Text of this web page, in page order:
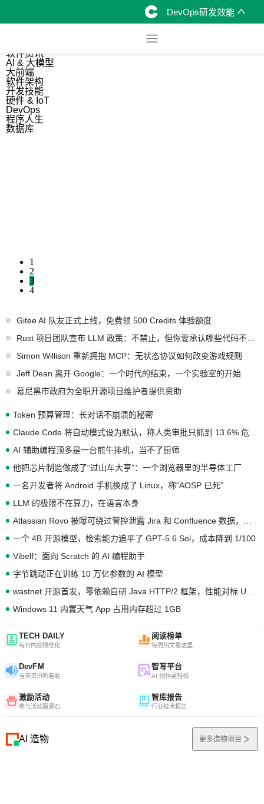
DevOps研发效能
软件资讯
AI & 大模型
大前端
软件架构
开发技能
硬件 & IoT
DevOps
程序人生
数据库
1
2
3
4
Gitee AI 队友正式上线，免费领 500 Credits 体验额度
Simon Willison 重新拥抱 MCP：无状态协议如何改变游戏规则
Jeff Dean 离开 Google：一个时代的结束，一个实验室的开始
慕尼黑市政府为全职开源项目维护者提供资助
Token 预算管理：长对话不崩溃的秘密
AI 辅助编程顶多是一台煎牛排机，当不了厨师
他把芯片制造做成了“过山车大亨”：一个浏览器里的半导体工厂
一名开发者将 Android 手机换成了 Linux，称“AOSP 已死”
LLM 的极限不在算力，在语言本身
一个 4B 开源模型，检索能力追平了 GPT-5.6 Sol，成本降到 1/100
Vibelf：面向 Scratch 的 AI 编程助手
字节跳动正在训练 10 万亿参数的 AI 模型
Windows 11 内置天气 App 占用内存超过 1GB
TECH DAILY
每日内容报纸化
阅读榜单
每周热文看这里
DevFM
当天资讯听着看
智写平台
AI 创作更轻松
激励活动
参与活动赢源石
智库报告
行业技术报告
AI 造物 更多造物项目